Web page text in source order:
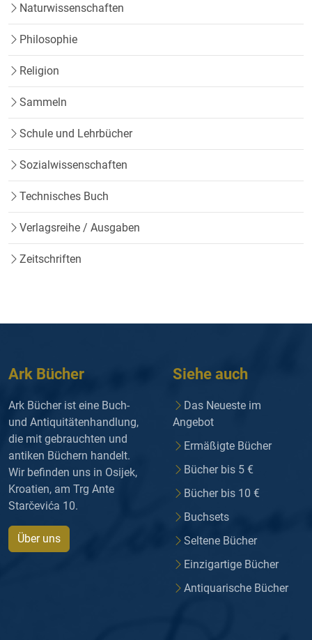
Naturwissenschaften
Philosophie
Religion
Sammeln
Schule und Lehrbücher
Sozialwissenschaften
Technisches Buch
Verlagsreihe / Ausgaben
Zeitschriften
Ark Bücher
Ark Bücher ist eine Buch-
und Antiquitätenhandlung,
die mit gebrauchten und
antiken Büchern handelt.
Wir befinden uns in Osijek,
Kroatien, am Trg Ante
Starčevića 10.
Über uns
Siehe auch
Das Neueste im
Angebot
Ermäßigte Bücher
Bücher bis 5 €
Bücher bis 10 €
Buchsets
Seltene Bücher
Einzigartige Bücher
Antiquarische Bücher